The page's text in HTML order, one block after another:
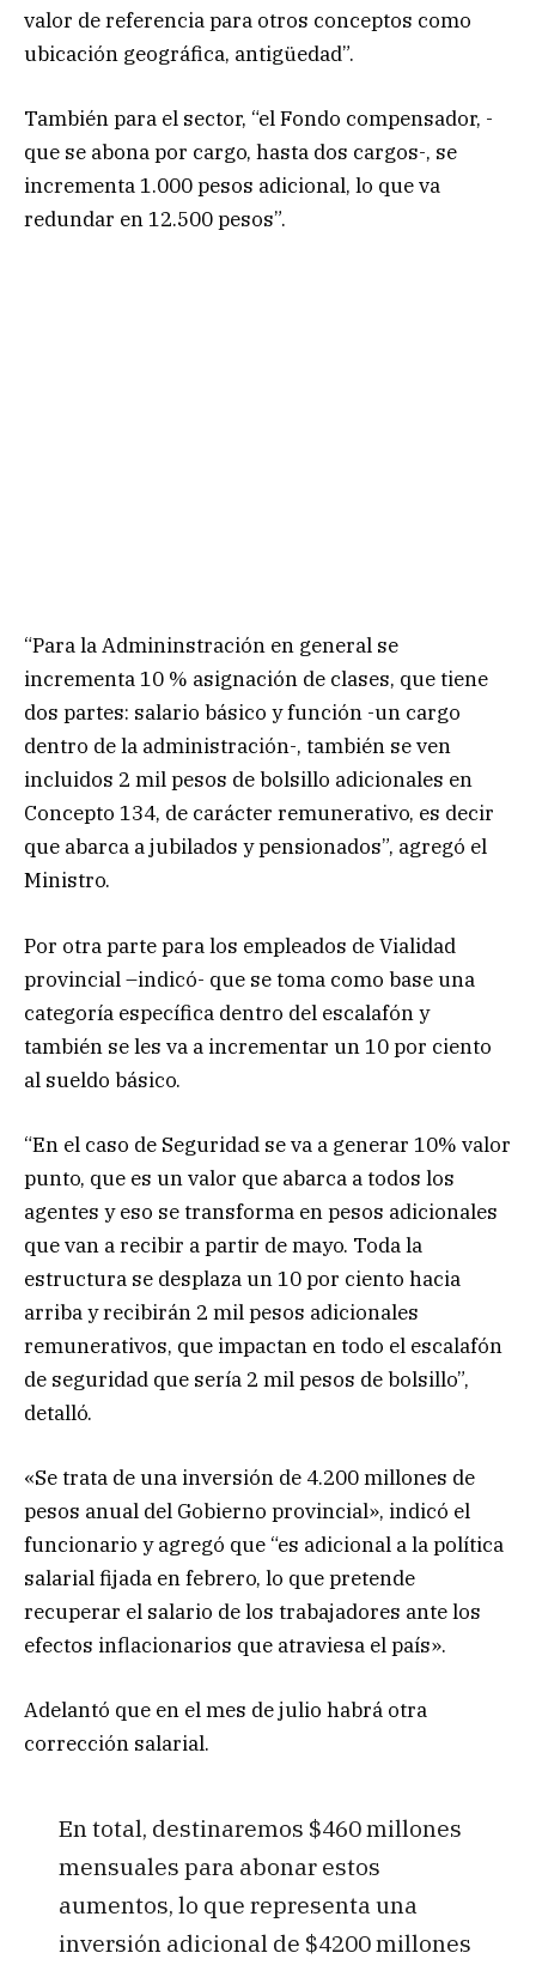
valor de referencia para otros conceptos como
ubicación geográfica, antigüedad”.
También para el sector, “el Fondo compensador, -
que se abona por cargo, hasta dos cargos-, se
incrementa 1.000 pesos adicional, lo que va
redundar en 12.500 pesos”.
“Para la Admininstración en general se
incrementa 10 % asignación de clases, que tiene
dos partes: salario básico y función -un cargo
dentro de la administración-, también se ven
incluidos 2 mil pesos de bolsillo adicionales en
Concepto 134, de carácter remunerativo, es decir
que abarca a jubilados y pensionados”, agregó el
Ministro.
Por otra parte para los empleados de Vialidad
provincial –indicó- que se toma como base una
categoría específica dentro del escalafón y
también se les va a incrementar un 10 por ciento
al sueldo básico.
“En el caso de Seguridad se va a generar 10% valor
punto, que es un valor que abarca a todos los
agentes y eso se transforma en pesos adicionales
que van a recibir a partir de mayo. Toda la
estructura se desplaza un 10 por ciento hacia
arriba y recibirán 2 mil pesos adicionales
remunerativos, que impactan en todo el escalafón
de seguridad que sería 2 mil pesos de bolsillo”,
detalló.
«Se trata de una inversión de 4.200 millones de
pesos anual del Gobierno provincial», indicó el
funcionario y agregó que “es adicional a la política
salarial fijada en febrero, lo que pretende
recuperar el salario de los trabajadores ante los
efectos inflacionarios que atraviesa el país».
Adelantó que en el mes de julio habrá otra
corrección salarial.
En total, destinaremos $460 millones
mensuales para abonar estos
aumentos, lo que representa una
inversión adicional de $4200 millones